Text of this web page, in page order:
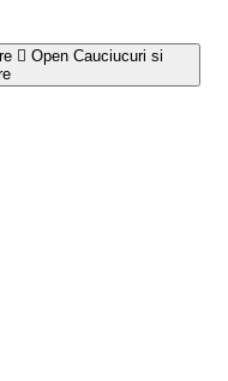
Open Cauciucuri si